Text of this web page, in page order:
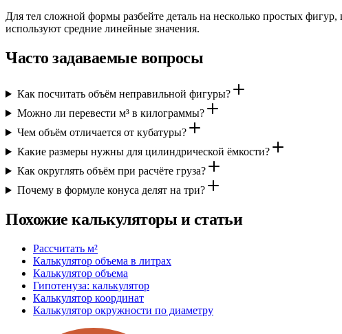
Для тел сложной формы разбейте деталь на несколько простых
используют средние линейные значения.
Часто задаваемые вопросы
Как посчитать объём неправильной фигуры?
Можно ли перевести м³ в килограммы?
Чем объём отличается от кубатуры?
Какие размеры нужны для цилиндрической ёмкости?
Как округлять объём при расчёте груза?
Почему в формуле конуса делят на три?
Похожие калькуляторы и статьи
Рассчитать м²
Калькулятор объема в литрах
Калькулятор объема
Гипотенуза: калькулятор
Калькулятор координат
Калькулятор окружности по диаметру